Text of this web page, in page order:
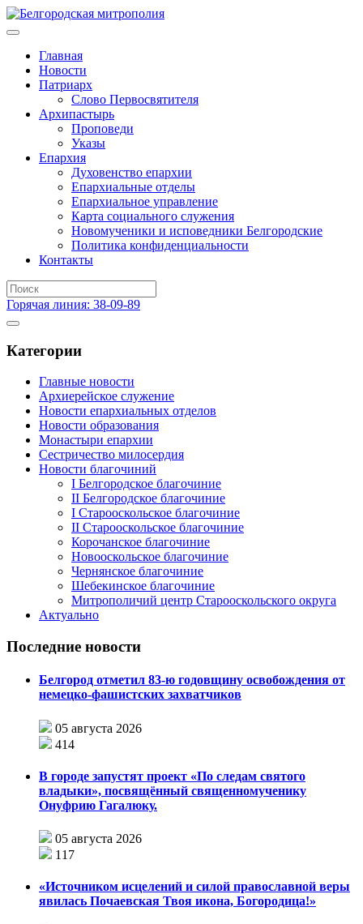
Главная
Новости
Патриарх
Слово Первосвятителя
Архипастырь
Проповеди
Указы
Епархия
Духовенство епархии
Епархиальные отделы
Епархиальное управление
Карта социального служения
Новомученики и исповедники Белгородские
Политика конфиденциальности
Контакты
Горячая линия: 38-09-89
Категории
Главные новости
Архиерейское служение
Новости епархиальных отделов
Новости образования
Монастыри епархии
Сестричество милосердия
Новости благочиний
I Белгородское благочиние
II Белгородское благочиние
I Старооскольское благочиние
II Старооскольское благочиние
Корочанское благочиние
Новооскольское благочиние
Чернянское благочиние
Шебекинское благочиние
Митрополичий центр Старооскольского округа
Актуально
Последние новости
Белгород отметил 83-ю годовщину освобождения от
немецко-фашистских захватчиков
05 августа 2026
414
В городе запустят проект «По следам святого
владыки», посвящённый священномученику
Онуфрию Гагалюку.
05 августа 2026
117
«Источником исцелений и силой православной веры
явилась Почаевская Твоя икона, Богородица!»